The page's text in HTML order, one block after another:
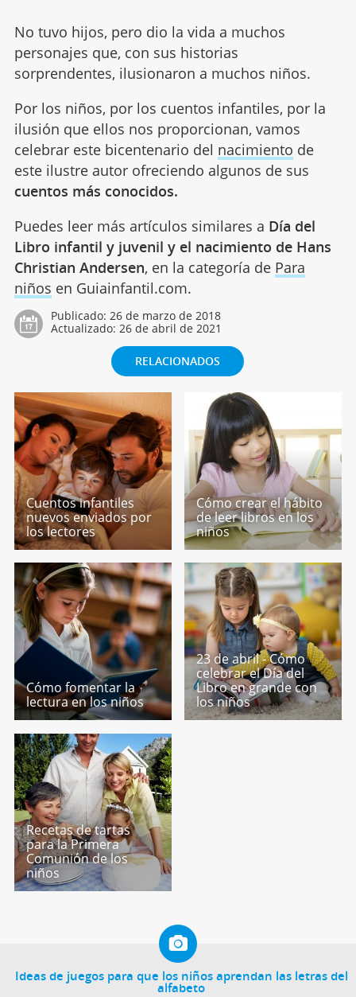
No tuvo hijos, pero dio la vida a muchos
personajes que, con sus historias
sorprendentes, ilusionaron a muchos niños.
Por los niños, por los cuentos infantiles, por la
ilusión que ellos nos proporcionan, vamos
celebrar este bicentenario del nacimiento de
este ilustre autor ofreciendo algunos de sus
cuentos más conocidos.
Puedes leer más artículos similares a Día del
Libro infantil y juvenil y el nacimiento de Hans
Christian Andersen, en la categoría de Para
niños en Guiainfantil.com.
Publicado: 26 de marzo de 2018
Actualizado: 26 de abril de 2021
RELACIONADOS
Cuentos infantiles
nuevos enviados por
los lectores
Cómo crear el hábito
de leer libros en los
niños
Cómo fomentar la
lectura en los niños
23 de abril - Cómo
celebrar el Día del
Libro en grande con
los niños
Recetas de tartas
para la Primera
Comunión de los
niños
Ideas de juegos para que los niños aprendan las letras del
alfabeto